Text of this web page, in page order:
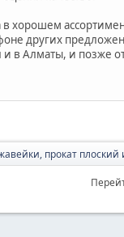
в хорошем
других
в Алматы, и позже
прокат